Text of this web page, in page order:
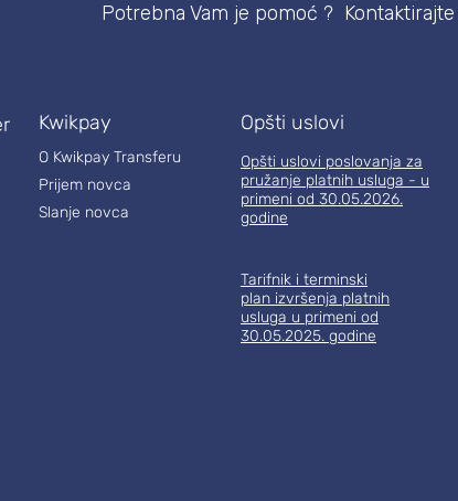
Potrebna Vam je pomoć ?
Kwikpay
O Kwikpay Transferu
Prijem novca
Slanje novca
Opšti uslovi
Opšti uslovi poslovanja za
pružanje platnih usluga - u
primeni od 30.05.2026.
godine
Tarifnik i terminski
plan izvršenja platnih
usluga u primeni od
30.05.2025. godine